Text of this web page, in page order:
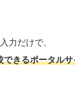
力だけで、
きるポータル